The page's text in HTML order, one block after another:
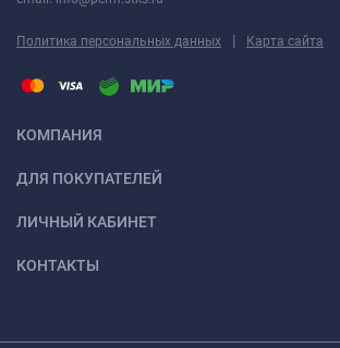
Политика персональных данных | Карта сайта
КОМПАНИЯ
ДЛЯ ПОКУПАТЕЛЕЙ
ЛИЧНЫЙ КАБИНЕТ
КОНТАКТЫ